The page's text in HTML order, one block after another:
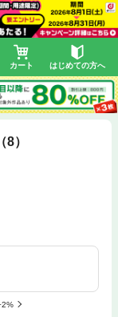
カート はじめての方へ
）